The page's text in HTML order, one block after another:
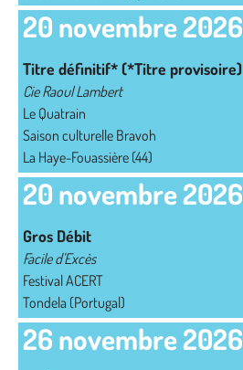
20 novembre 2026
Titre définitif* (*Titre provisoire)
Cie Raoul Lambert
Le Quatrain
Saison culturelle Bravoh
La Haye-Fouassière (44)
20 novembre 2026
Gros Débit
Facile d'Excès
Festival ACERT
Tondela (Portugal)
26 novembre 2026